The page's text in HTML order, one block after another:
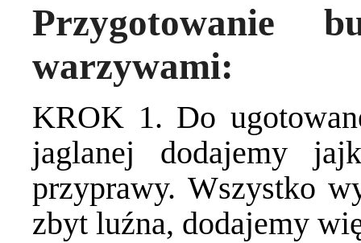
Przygotowanie
warzywami:
KROK 1. Do
jaglanej dodajemy
przyprawy. Wszystko
zbyt luźna, dodajemy